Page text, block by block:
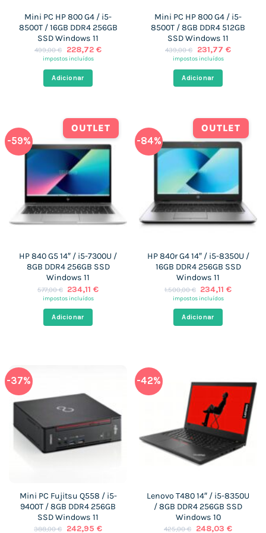
Mini PC HP 800 G4 / i5-
8500T / 16GB DDR4 256GB
SSD Windows 11
499,00€
O
preço
era:
499,00 €.
228,72 €O
impostos incluídos
Adicionar
Mini PC HP 800 G4 / i5-
8500T / 8GB DDR4 512GB
SSD Windows 11
439,00€
O
preço
era:
439,00 €.
231,77 €O
impostos incluídos
Adicionar
-59%
OUTLET
HP 840 G5 14″ / i5-7300U /
8GB DDR4 256GB SSD
Windows 11
577,00€ O
preço
era:
577,00 €.
234,11€O
impostos incluídos
Adicionar
-84%
OUTLET
HP 840r G4 14″ / i5-8350U /
16GB DDR4 256GB SSD
Windows 11
1.500,00€ O
preço
era:
1.500,00 €.
234,11€O
impostos incluídos
Adicionar
-37%
Mini PC Fujitsu Q558 / i5-
9400T / 8GB DDR4 256GB
SSD Windows 11
388,00€
O
242,95 €O
-42%
Lenovo T480 14″ / i5-8350U
/ 8GB DDR4 256GB SSD
Windows 10
425,00€
O
248,03 €O